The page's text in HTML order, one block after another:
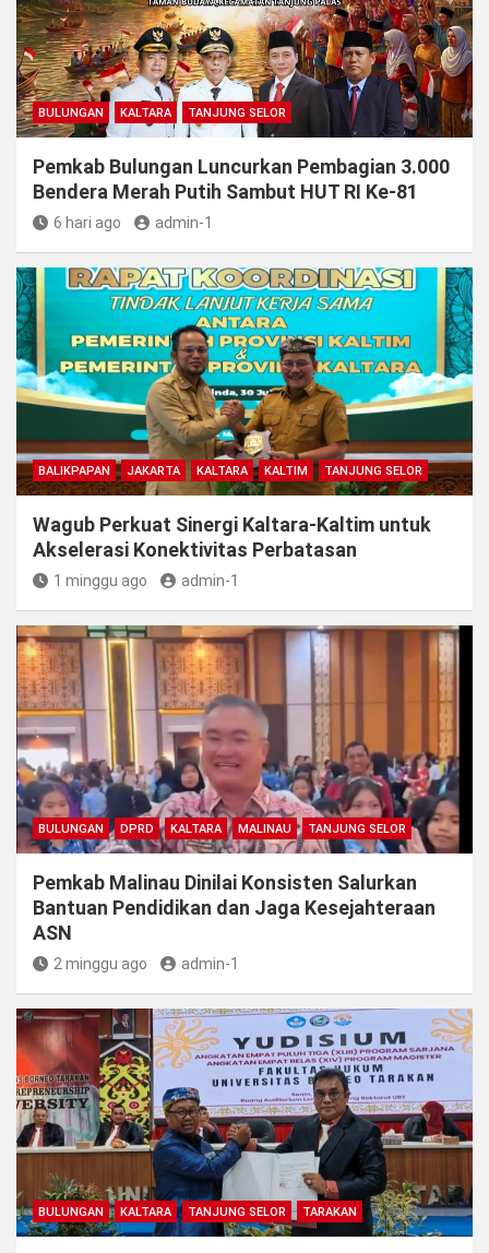
BULUNGAN KALTARA TANJUNG SELOR
Pemkab Bulungan Luncurkan Pembagian 3.000
Bendera Merah Putih Sambut HUT RI Ke-81
6 hari ago admin-1
BALIKPAPAN JAKARTA KALTARA KALTIM TANJUNG SELOR
Wagub Perkuat Sinergi Kaltara-Kaltim untuk
Akselerasi Konektivitas Perbatasan
1 minggu ago admin-1
BULUNGAN DPRD KALTARA MALINAU TANJUNG SELOR
Pemkab Malinau Dinilai Konsisten Salurkan
Bantuan Pendidikan dan Jaga Kesejahteraan
ASN
2 minggu ago admin-1
BULUNGAN KALTARA TANJUNG SELOR TARAKAN